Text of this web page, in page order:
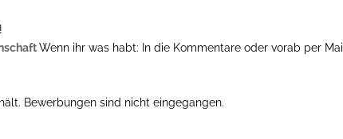
Wenn ihr was habt: In die Kommentare oder vorab per Mail
Bewerbungen sind nicht eingegangen.